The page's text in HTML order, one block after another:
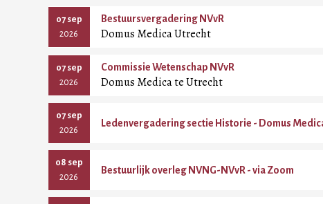
07 sep
2026
Bestuursvergadering NVvR
Domus Medica Utrecht
07 sep
2026
Commissie Wetenschap NVvR
Domus Medica te Utrecht
07 sep
2026
Ledenvergadering sectie Historie - Domus
08 sep
2026
Bestuurlijk overleg NVNG-NVvR - via Zoom